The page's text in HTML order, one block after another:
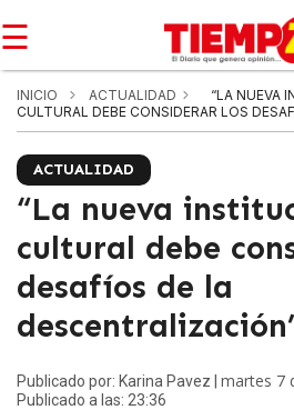
☰
INICIO ACTUALIDAD
“LA NUEVA
CULTURAL DEBE CONSIDERAR LOS
ACTUALIDAD
“La nueva
cultural debe
desafíos de la
Publicado por: Karina Pavez | martes 7
Publicado a las: 23:36